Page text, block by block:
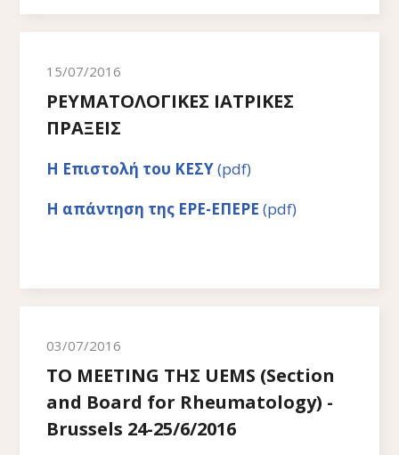
15/07/2016
ΡΕΥΜΑΤΟΛΟΓΙΚΕΣ ΙΑΤΡΙΚΕΣ
ΠΡΑΞΕΙΣ
Η Επιστολή του ΚΕΣΥ(pdf)
Η απάντηση της ΕΡΕ-ΕΠΕΡΕ (pdf)
03/07/2016
ΤΟ MEETING ΤΗΣ UEMS (Section
and Board for Rheumatology) -
Brussels 24-25/6/2016